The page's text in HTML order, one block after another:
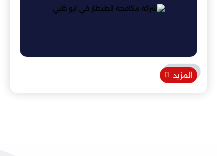
المزيد